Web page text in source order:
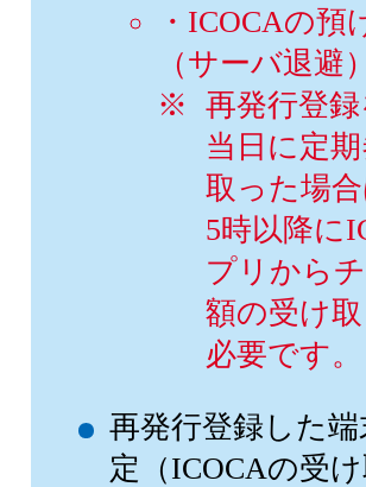
・ICOCAの預
（サーバ退避）
再発行登
当日に定
取った場
5時以降に
プリから
額の受け
必要です。
再発行登録した
定（ICOCAの受